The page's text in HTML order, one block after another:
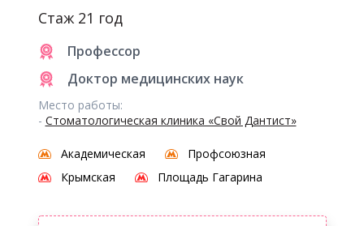
Стаж 21 год
Профессор
Доктор медицинских наук
Место работы:
- Стоматологическая клиника «Свой Дантист»
Академическая
Профсоюзная
Крымская
Площадь Гагарина